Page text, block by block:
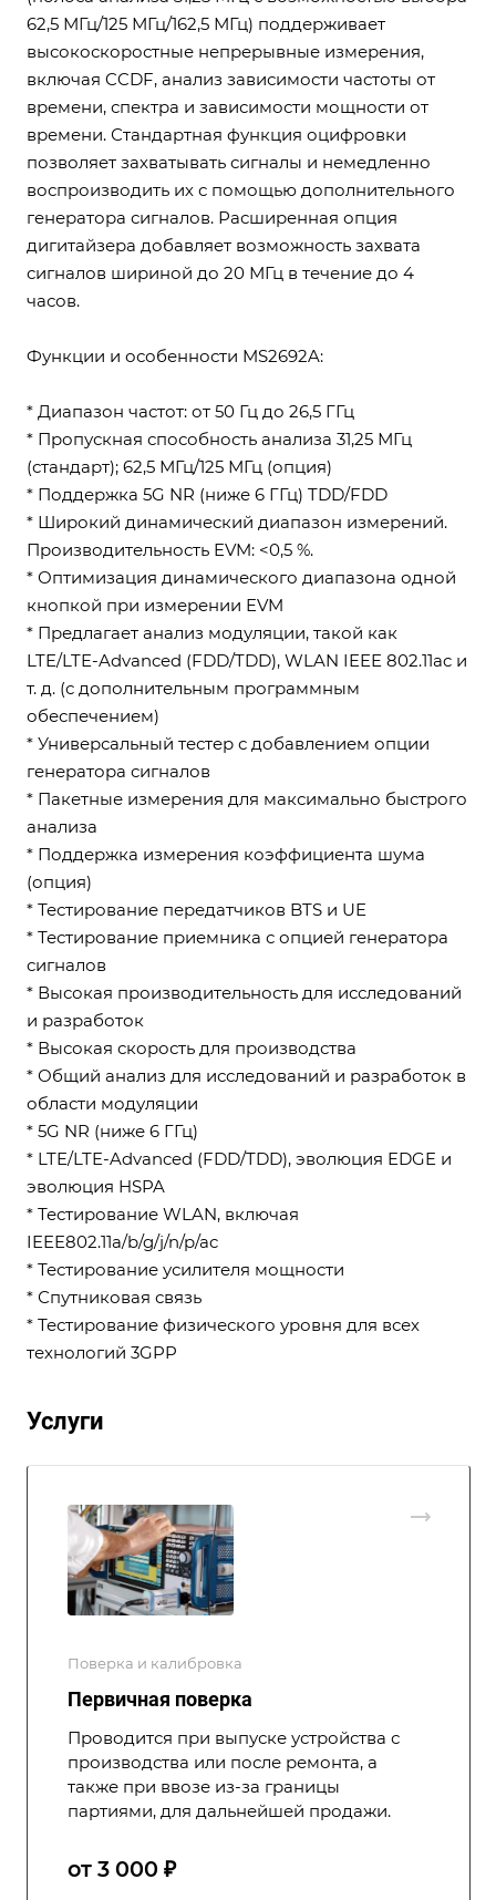
62,5 МГц/125 МГц/162,5 МГц) поддерживает
высокоскоростные непрерывные измерения,
включая CCDF, анализ зависимости частоты от
времени, спектра и зависимости мощности от
времени. Стандартная функция оцифровки
позволяет захватывать сигналы и немедленно
воспроизводить их с помощью дополнительного
генератора сигналов. Расширенная опция
дигитайзера добавляет возможность захвата
сигналов шириной до 20 МГц в течение до 4
часов.
Функции и особенности MS2692A:
* Диапазон частот: от 50 Гц до 26,5 ГГц
* Пропускная способность анализа 31,25 МГц
(стандарт); 62,5 МГц/125 МГц (опция)
* Поддержка 5G NR (ниже 6 ГГц) TDD/FDD
* Широкий динамический диапазон измерений.
Производительность EVM: <0,5 %.
* Оптимизация динамического диапазона одной
кнопкой при измерении EVM
* Предлагает анализ модуляции, такой как
LTE/LTE-Advanced (FDD/TDD), WLAN IEEE 802.11ac и
т. д. (с дополнительным программным
обеспечением)
* Универсальный тестер с добавлением опции
генератора сигналов
* Пакетные измерения для максимально быстрого
анализа
* Поддержка измерения коэффициента шума
(опция)
* Тестирование передатчиков BTS и UE
* Тестирование приемника с опцией генератора
сигналов
* Высокая производительность для исследований
и разработок
* Высокая скорость для производства
* Общий анализ для исследований и разработок в
области модуляции
* 5G NR (ниже 6 ГГц)
* LTE/LTE-Advanced (FDD/TDD), эволюция EDGE и
эволюция HSPA
* Тестирование WLAN, включая
IEEE802.11a/b/g/j/n/p/ac
* Тестирование усилителя мощности
* Спутниковая связь
* Тестирование физического уровня для всех
технологий 3GPP
Услуги
Поверка и калибровка
Первичная поверка
Проводится при выпуске устройства с
производства или после ремонта, а
также при ввозе из-за границы
партиями, для дальнейшей продажи.
от 3 000 ₽